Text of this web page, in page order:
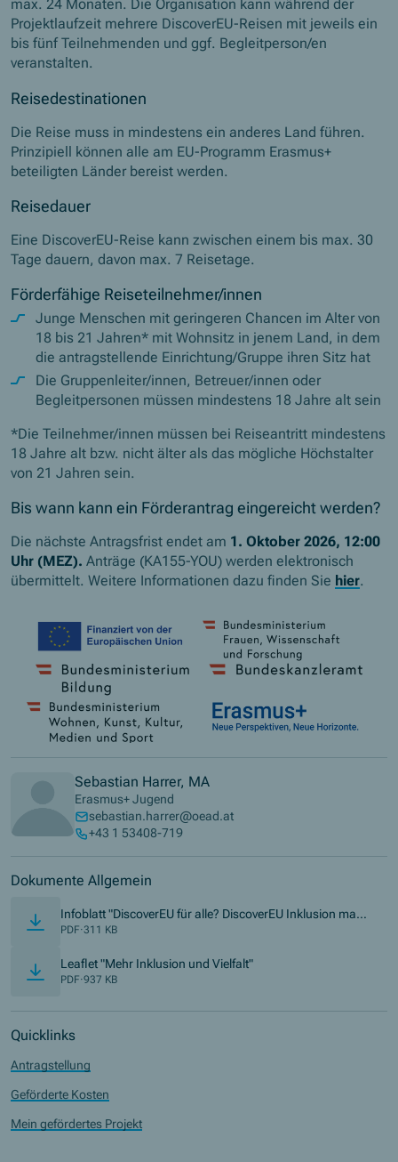
max. 24 Monaten. Die Organisation kann während der
Projektlaufzeit mehrere DiscoverEU-Reisen mit jeweils ein
bis fünf Teilnehmenden und ggf. Begleitperson/en
veranstalten.
Reisedestinationen
Die Reise muss in mindestens ein anderes Land führen.
Prinzipiell können alle am EU-Programm Erasmus+
beteiligten Länder bereist werden.
Reisedauer
Eine DiscoverEU-Reise kann zwischen einem bis max. 30
Tage dauern, davon max. 7 Reisetage.
Förderfähige Reiseteilnehmer/innen
Junge Menschen mit geringeren Chancen im Alter von
18 bis 21 Jahren* mit Wohnsitz in jenem Land, in dem
die antragstellende Einrichtung/Gruppe ihren Sitz hat
Die Gruppenleiter/innen, Betreuer/innen oder
Begleitpersonen müssen mindestens 18 Jahre alt sein
*Die Teilnehmer/innen müssen bei Reiseantritt mindestens
18 Jahre alt bzw. nicht älter als das mögliche Höchstalter
von 21 Jahren sein.
Bis wann kann ein Förderantrag eingereicht werden?
Die nächste Antragsfrist endet am 1. Oktober 2026, 12:00
Uhr (MEZ).Anträge (KA155-YOU) werden elektronisch
übermittelt. Weitere Informationen dazu finden Sie hier.
Sebastian Harrer, MA
Erasmus+ Jugend
sebastian.harrer@oead.at
+43 1 53408-719
Dokumente Allgemein
Infoblatt "DiscoverEU für alle? DiscoverEU Inklusion mach
t es möglich!
PDF·311 KB
Leaflet "Mehr Inklusion und Vielfalt"(Öffnet in neuem Fenster)
PDF·937 KB
Quicklinks
Antragstellung
Geförderte Kosten
Mein gefördertes Projekt